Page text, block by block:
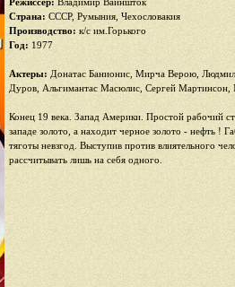
Страна: СССР, Румыния, Чехословакия
Производство: к/с им.Горького
Год: 1977
Актеры: Донатас Банионис, Мирча Верою,
Дуров, Альгимантас Масюлис, Сергей Мартинсон,
Конец 19 века. Запад Америки. Простой рабочий
западе золото, а находит черное золото - нефть !
тяготы невзгод. Выступив против влиятельного
рассчитывать лишь на себя одного.